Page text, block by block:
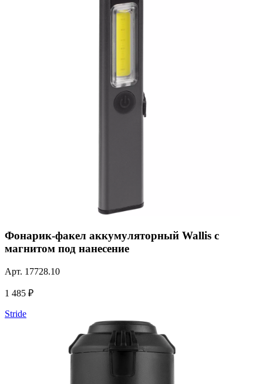
Фонарик-факел аккумуляторный Wallis с
магнитом под нанесение
Арт. 17728.10
1 485 ₽
Stride